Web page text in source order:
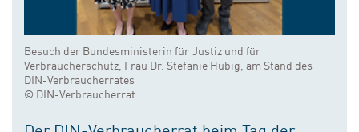
Besuch der Bundesministerin für Justiz und für
Verbraucherschutz, Frau Dr. Stefanie Hubig, am Stand des
DIN-Verbraucherrates
© DIN-Verbraucherrat